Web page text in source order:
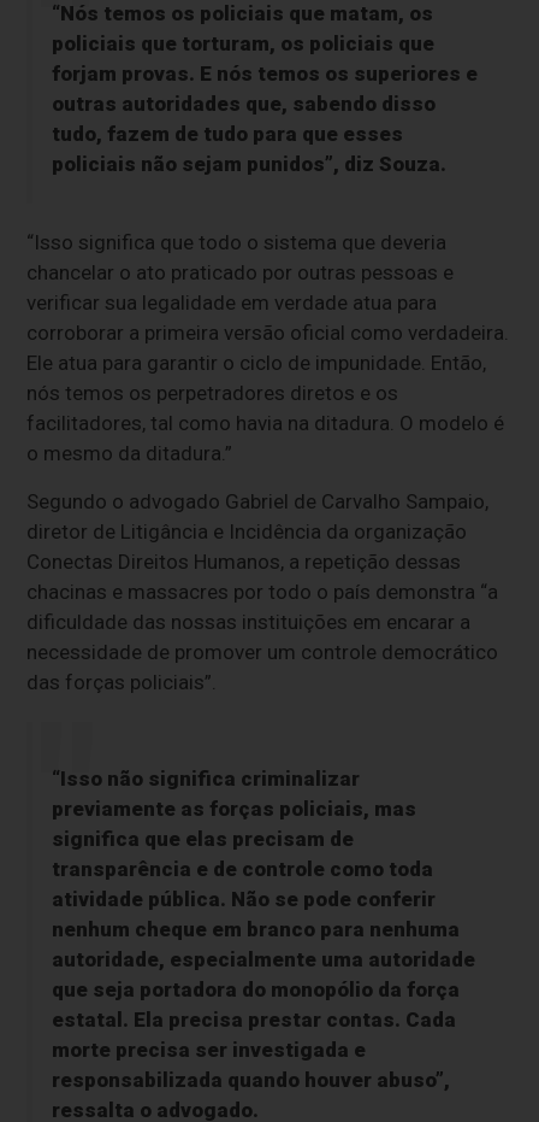
“Nós temos os policiais que matam, os
policiais que torturam, os policiais que
forjam provas. E nós temos os superiores e
outras autoridades que, sabendo disso
tudo, fazem de tudo para que esses
policiais não sejam punidos”, diz Souza.
“Isso significa que todo o sistema que deveria
chancelar o ato praticado por outras pessoas e
verificar sua legalidade em verdade atua para
corroborar a primeira versão oficial como verdadeira.
Ele atua para garantir o ciclo de impunidade. Então,
nós temos os perpetradores diretos e os
facilitadores, tal como havia na ditadura. O modelo é
o mesmo da ditadura.”
Segundo o advogado Gabriel de Carvalho Sampaio,
diretor de Litigância e Incidência da organização
Conectas Direitos Humanos, a repetição dessas
chacinas e massacres por todo o país demonstra “a
dificuldade das nossas instituições em encarar a
necessidade de promover um controle democrático
das forças policiais”.
“Isso não significa criminalizar
previamente as forças policiais, mas
significa que elas precisam de
transparência e de controle como toda
atividade pública. Não se pode conferir
nenhum cheque em branco para nenhuma
autoridade, especialmente uma autoridade
que seja portadora do monopólio da força
estatal. Ela precisa prestar contas. Cada
morte precisa ser investigada e
responsabilizada quando houver abuso”,
ressalta o advogado.